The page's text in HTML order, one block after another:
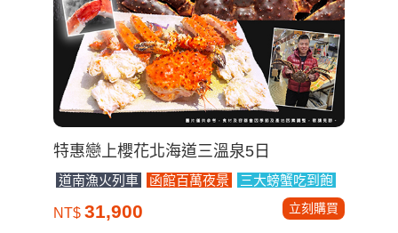
特惠戀上櫻花北海道三溫泉5日
道南漁火列車 函館百萬夜景 三大螃蟹吃到飽
NT$ 31,900 立刻購買